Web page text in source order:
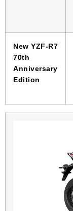
New YZF-R7
70th
Anniversary
Edition